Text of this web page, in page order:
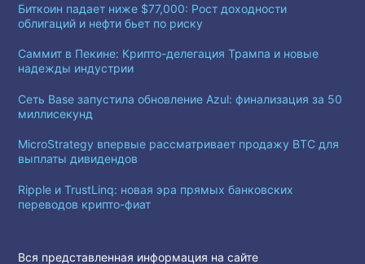
Биткоин падает ниже $77,000: Рост доходности
облигаций и нефти бьет по риску
Саммит в Пекине: Крипто-делегация Трампа и новые
надежды индустрии
Сеть Base запустила обновление Azul: финализация за 50
миллисекунд
MicroStrategy впервые рассматривает продажу BTC для
выплаты дивидендов
Ripple и TrustLinq: новая эра прямых банковских
переводов крипто-фиат
Вся представленная информация на сайте